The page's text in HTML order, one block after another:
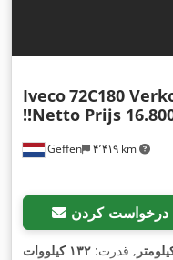
Geffen ۴٬۴۱۹ km
Iveco72C180
!!Netto Prijs
درخواست کردن
, قدرت:
۱۳۲ کیلووات